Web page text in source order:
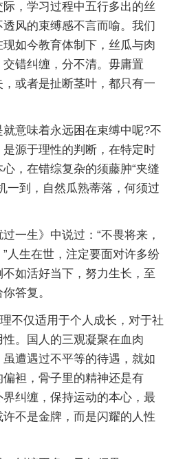
，学习过程中五行多出的丝
风的束缚感不言而喻。我们
如今教育体制下，丝瓜与肉
错纠缠，分不清。毋庸置
或者是扯断茎叶，都只有一
意味着永远困在束缚中呢?不
源于理性的判断，在特定时
，在错综复杂的须藤肿“夹缝
一到，自然瓜熟蒂落，何须过
一生》中说过：“不畏将来，
人生在世，注定要面对许多纷
如活好当下，努力生长，至
答复。
不仅适用于个人成长，对于社
。国人的三观凝聚在血肉
遭遇过不平等的待遇，就如
袒，骨子里的精神还是有
纠缠，保持运动的本心，最
不是金牌，而是闪耀的人性